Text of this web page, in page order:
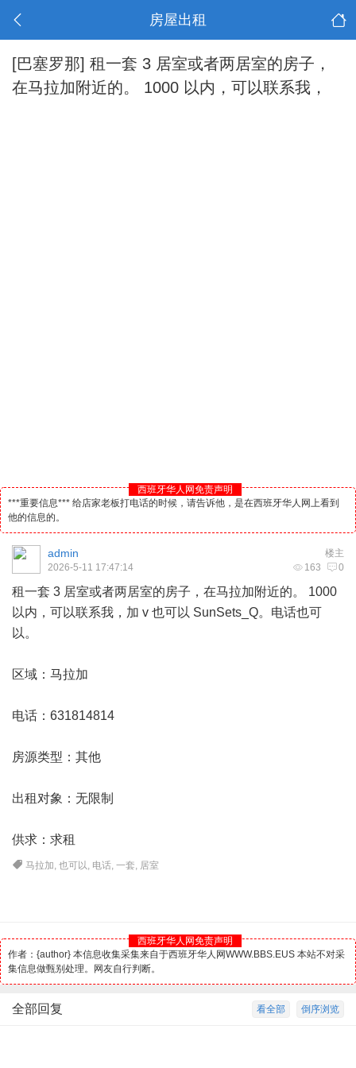
房屋出租
[巴塞罗那] 租一套 3 居室或者两居室的房子，
在马拉加附近的。 1000 以内，可以联系我，
西班牙华人网免责声明
***重要信息*** 给店家老板打电话的时候，请告诉他，是在西班牙华人网上看到
他的信息的。
楼主
admin
163 0
2026-5-11 17:47:14
租一套 3 居室或者两居室的房子，在马拉加附近的。 1000
以内，可以联系我，加 v 也可以 SunSets_Q。电话也可
以。
区域：马拉加
电话：631814814
房源类型：其他
出租对象：无限制
供求：求租
马拉加,也可以, 电话,一套, 居室
西班牙华人网免责声明
作者：{author} 本信息收集采集来自于西班牙华人网WWW.BBS.EUS 本站不对采
集信息做甄别处理。网友自行判断。
倒序浏览
看全部
全部回复